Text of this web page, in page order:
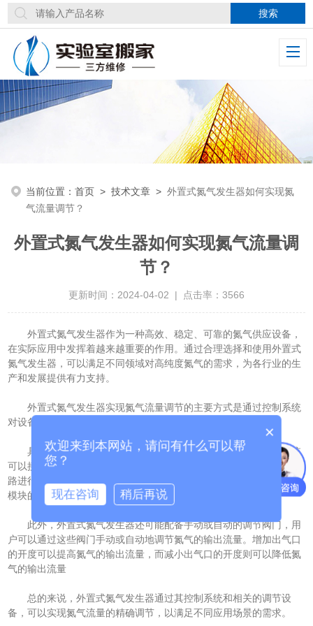
当前位置：首页 >技术文章 >外置式氮气发生器如何实现氮
气流量调节？
外置式氮气发生器如何实现氮气流量调
节？
更新时间：2024-04-02 | 点击率：3566
外置式氮气发生器作为一种高效、稳定、可靠的氮气供应设备，
在实际应用中发挥着越来越重要的作用。通过合理选择和使用外置式
氮气发生器，可以满足不同领域对高纯度氮气的需求，为各行业的生
产和发展提供有力支持。
外置式氮气发生器实现氮气流量调节的主要方式是通过控制系统
对设备内部的气路进行调节。
具体来说，外置式氮气发生器通常会配备一个控制系统，该系统
可以接收用户设走的氮气流量参数，并根据这些参数对设备内部的气
路进行实时调节。控制系统通过调节压缩机的工作状态、分子筛吸附
模块的运行参数等，实现对氮气流量的精确控制。
此外，外置式氮气发生器还可能配备手动或自动的调节阀门，用
户可以通过这些阀门手动或自动地调节氮气的输出流量。增加出气口
的开度可以提高氮气的输出流量，而减小出气口的开度则可以降低氮
气的输出流量
总的来说，外置式氮气发生器通过其控制系统和相关的调节设
备，可以实现氮气流量的精确调节，以满足不同应用场景的需求。
×
欢迎来到本网站，请问有什么可以帮
您？
现在咨询 稍后再说